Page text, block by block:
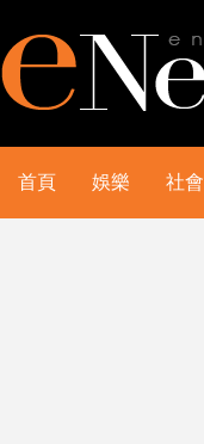
首頁 娛樂 社會